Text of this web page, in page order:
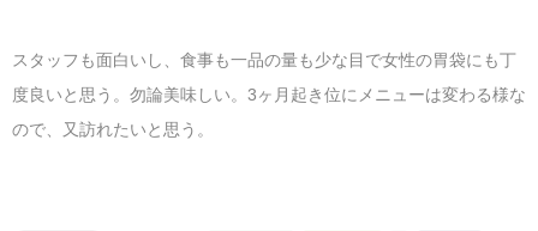
スタッフも面白いし、食事も一品の量も少な目で女性の胃袋にも丁
度良いと思う。勿論美味しい。3ヶ月起き位にメニューは変わる様な
ので、又訪れたいと思う。